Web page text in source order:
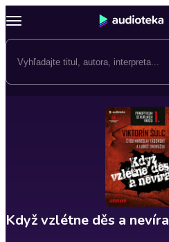
Když vzlétne děs a nevíra